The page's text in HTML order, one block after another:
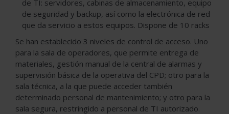
de TI: servidores, cabinas de almacenamiento, equipo
de seguridad y backup, así como la electrónica de red
que da servicio a estos equipos. Dispone de 10 racks
Se han establecido 3 niveles de control de acceso. Uno
para la sala de operadores, que permite entrega de
materiales, gestión manual de la central de alarmas y
supervisión básica de la operativa del CPD; otro para la
sala técnica, a la que puede acceder también
determinado personal de mantenimiento; y otro para la
sala segura, restringido a personal de TI autorizado.